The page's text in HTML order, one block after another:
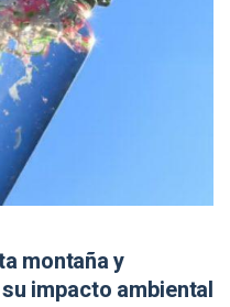
montaña y
impacto ambiental